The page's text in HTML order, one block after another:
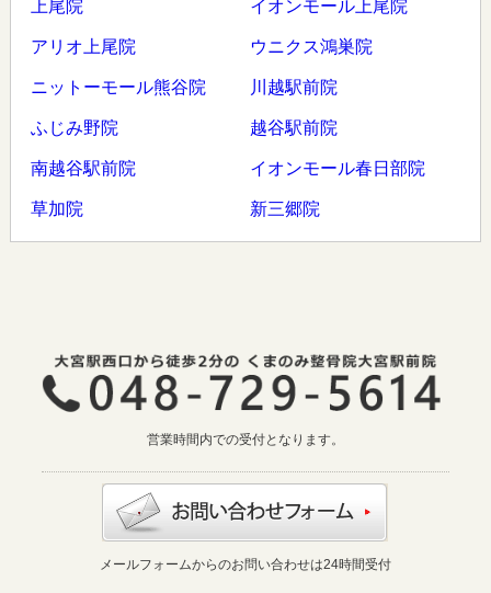
上尾院 イオンモール上尾院
アリオ上尾院 ウニクス鴻巣院
ニットーモール熊谷院 川越駅前院
ふじみ野院 越谷駅前院
南越谷駅前院 イオンモール春日部院
草加院 新三郷院
営業時間内での受付となります。
メールフォームからのお問い合わせは24時間受付